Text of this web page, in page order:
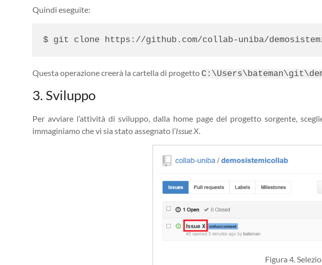
Quindi eseguite:
Questa operazione creerà la cartella di progetto
3. Sviluppo
Per avviare l’attività di sviluppo, dalla home page del progetto sorgente,
immaginiamo che vi sia stato assegnato l’Issue X.
Figura 4.